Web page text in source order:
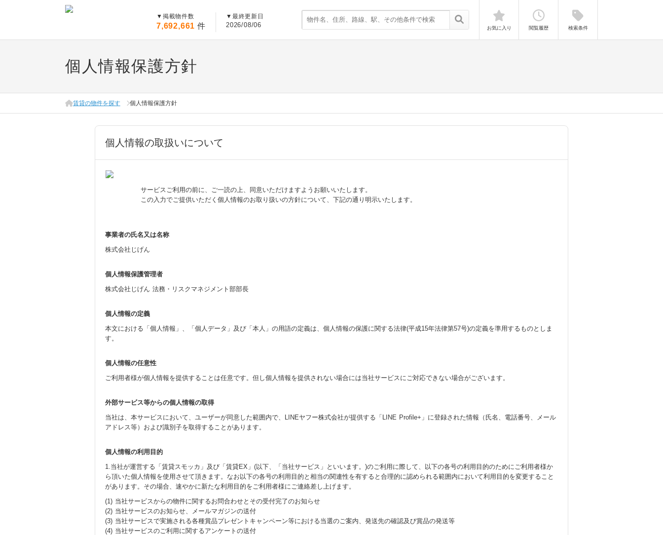
▼ 掲載物件数
7,692,661 件
▼ 最終更新日
2026/08/06 お気に入り 閲覧履歴 検索条件
個人情報保護方針
賃貸の物件を探す 個人情報保護方針
個人情報の取扱いについて
サービスご利用の前に、ご一読の上、同意いただけますようお願いいたします。
この入力でご提供いただく個人情報のお取り扱いの方針について、下記の通り明示いたします。
事業者の氏名又は名称
株式会社じげん
個人情報保護管理者
株式会社じげん 法務・リスクマネジメント部部長
個人情報の定義
本文における「個人情報」、「個人データ」及び「本人」の用語の定義は、個人情報の保護に関する法律(平成15年法律第57号)の定義を準用するものとしま
す。
個人情報の任意性
ご利用者様が個人情報を提供することは任意です。但し個人情報を提供されない場合には当社サービスにご対応できない場合がございます。
外部サービス等からの個人情報の取得
当社は、本サービスにおいて、ユーザーが同意した範囲内で、LINEヤフー株式会社が提供する「LINE Profile+」に登録された情報（氏名、電話番号、メール
アドレス等）および識別子を取得することがあります。
個人情報の利用目的
1.当社が運営する「賃貸スモッカ」及び「賃貸EX」(以下、「当社サービス」といいます。)のご利用に際して、以下の各号の利用目的のためにご利用者様か
ら頂いた個人情報を使用させて頂きます。なお以下の各号の利用目的と相当の関連性を有すると合理的に認められる範囲内において利用目的を変更すること
があります。その場合、速やかに新たな利用目的をご利用者様にご連絡差し上げます。
(1) 当社サービスからの物件に関するお問合わせとその受付完了のお知らせ
(2) 当社サービスのお知らせ、メールマガジンの送付
(3) 当社サービスで実施される各種賞品プレゼントキャンペーン等における当選のご案内、発送先の確認及び賞品の発送等
(4) 当社サービスのご利用に関するアンケートの送付